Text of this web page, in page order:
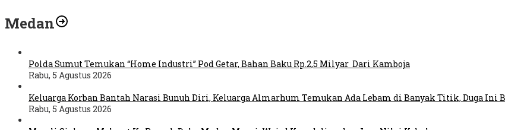
Medan
Polda Sumut Temukan “Home Industri” Pod Getar, Bahan Baku Rp.2,5 Milyar Dari Kamboja
Rabu, 5 Agustus 2026
Keluarga Korban Bantah Narasi Bunuh Diri, Keluarga Almarhum Temukan Ada Lebam di Banyak Titik, Duga Ini
Rabu, 5 Agustus 2026